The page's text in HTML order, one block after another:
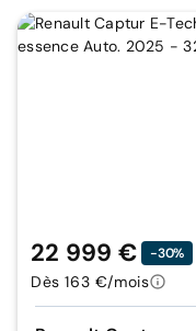
22 999 € -30%
Dès 163 €/mois